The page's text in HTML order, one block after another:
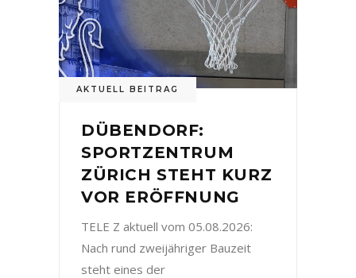
AKTUELL BEITRAG
DÜBENDORF:
SPORTZENTRUM
ZÜRICH STEHT KURZ
VOR ERÖFFNUNG
TELE Z aktuell vom 05.08.2026:
Nach rund zweijähriger Bauzeit
steht eines der